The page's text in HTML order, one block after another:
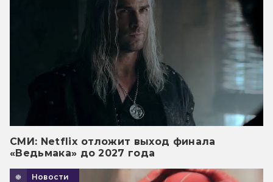
СМИ: Netflix отложит выход финала
«Ведьмака» до 2027 года
Новости